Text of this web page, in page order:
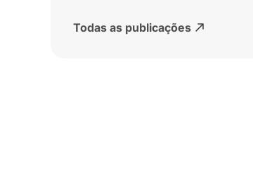
Todas as publicações